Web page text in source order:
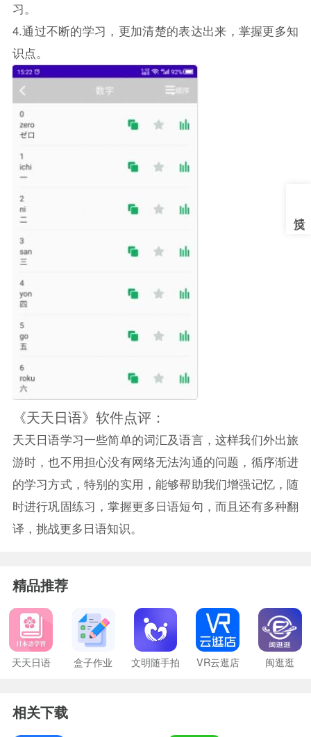
习。
4.通过不断的学习，更加清楚的表达出来，掌握更多知
识点。
《天天日语》软件点评：
天天日语学习一些简单的词汇及语言，这样我们外出旅
游时，也不用担心没有网络无法沟通的问题，循序渐进
的学习方式，特别的实用，能够帮助我们增强记忆，随
时进行巩固练习，掌握更多日语短句，而且还有多种翻
译，挑战更多日语知识。
精品推荐
天天日语 盒子作业 文明随手拍 VR云逛店 闽逛逛
相关下载